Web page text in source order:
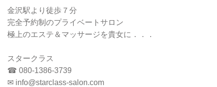
金沢駅より徒歩７分
完全予約制のプライベートサロン
極上のエステ＆マッサージを貴女に．．．
スタークラス
☎ 080-1386-3739
✉ info@starclass-salon.com